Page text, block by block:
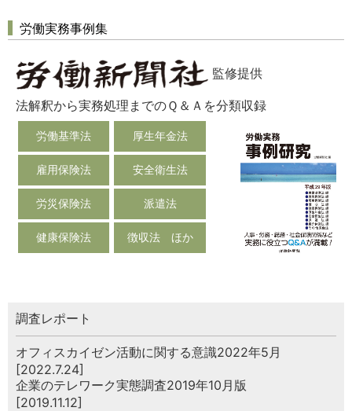
労働実務事例集
監修提供
法解釈から実務処理までのＱ＆Ａを分類収録
労働基準法 厚生年金法
雇用保険法 安全衛生法
労災保険法 派遣法
健康保険法 徴収法 ほか
調査レポート
オフィスカイゼン活動に関する意識2022年5月
[2022.7.24]
企業のテレワーク実態調査2019年10月版
[2019.11.12]